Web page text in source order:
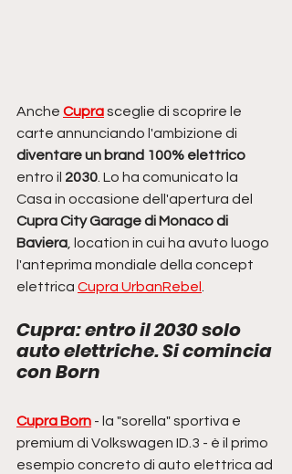
Anche Cupra sceglie di scoprire le
carte annunciando l'ambizione di
diventare un brand 100% elettrico
entro il 2030. Lo ha comunicato la
Casa in occasione dell'apertura del
Cupra City Garage di Monaco di
Baviera, location in cui ha avuto luogo
l'anteprima mondiale della concept
elettrica Cupra UrbanRebel .
Cupra: entro il 2030 solo
auto elettriche. Si comincia
con Born
Cupra Born - la "sorella" sportiva e
premium di Volkswagen ID.3 - è il primo
esempio concreto di auto elettrica ad